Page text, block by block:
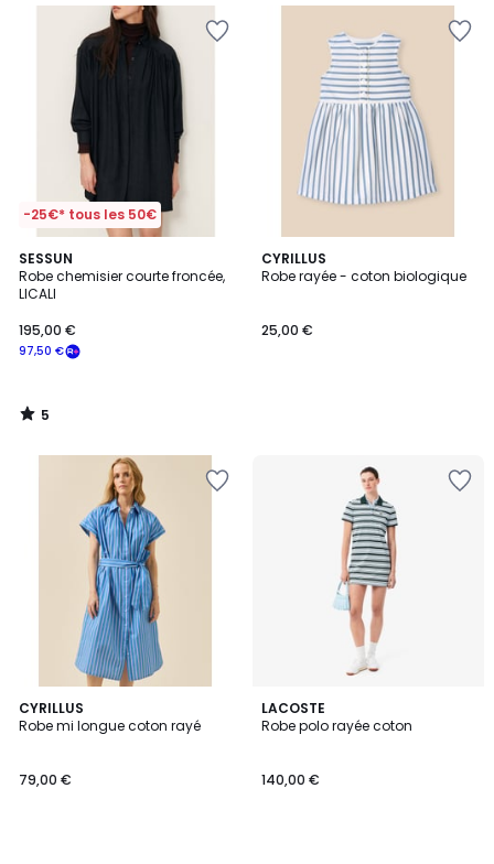
-25€* tous les 50€
SESSUN
Robe chemisier courte froncée,
LICALI
97,50 €
195,00 €
5
/
5
5
/
CYRILLUS
Robe rayée - coton biologique
25,00 €
CYRILLUS
Robe mi longue coton rayé
79,00 €
LACOSTE
Robe polo rayée coton
140,00 €